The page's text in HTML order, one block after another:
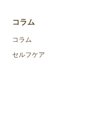
コラム
コラム
セルフケア